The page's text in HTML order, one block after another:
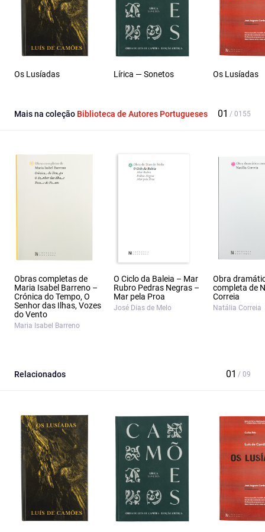
Os Lusíadas Lírica — Sonetos Os Lusíadas
Mais na coleção Biblioteca de Autores Portugueses
Obras completas de
Maria Isabel Barreno –
Crónica do Tempo, O
Senhor das Ilhas, Vozes
do Vento
Maria Isabel Barreno
O Ciclo da Baleia – Mar
Rubro Pedras Negras –
Mar pela Proa
José Dias de Melo
Obra
completa de
Correia
Natália Correia
Relacionados